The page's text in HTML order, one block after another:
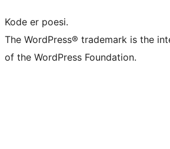
Kode er poesi.
The WordPress® trademark is the
of the WordPress Foundation.